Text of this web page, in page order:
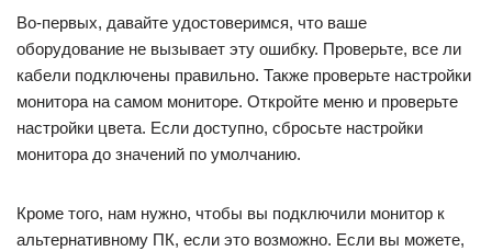
Во-первых, давайте удостоверимся, что ваше
оборудование не вызывает эту ошибку. Проверьте, все ли
кабели подключены правильно. Также проверьте настройки
монитора на самом мониторе. Откройте меню и проверьте
настройки цвета. Если доступно, сбросьте настройки
монитора до значений по умолчанию.
Кроме того, нам нужно, чтобы вы подключили монитор к
альтернативному ПК, если это возможно. Если вы можете,